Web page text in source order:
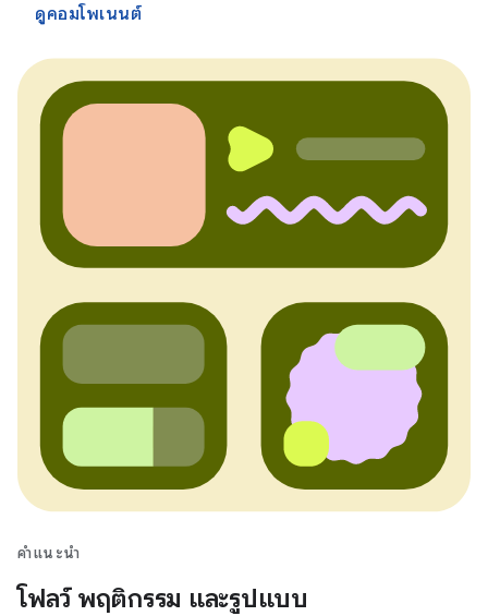
ดูคอมโพเนนต์
คำแนะนำ
โฟลว์ พฤติกรรม และรูปแบบ